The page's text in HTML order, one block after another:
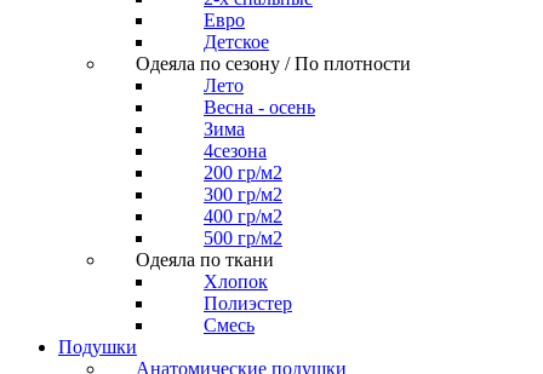
Евро
Детское
Одеяла по сезону / По плотности
Лето
Весна - осень
Зима
4сезона
200 гр/м2
300 гр/м2
400 гр/м2
500 гр/м2
Одеяла по ткани
Хлопок
Полиэстер
Смесь
Подушки
Анатомические подушки